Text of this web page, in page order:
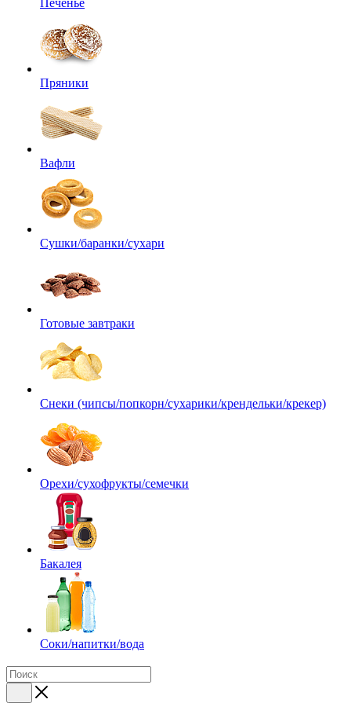
Печенье
Пряники
Вафли
Сушки/баранки/сухари
Готовые завтраки
Снеки (чипсы/попкорн/сухарики/крендельки/крекер)
Орехи/сухофрукты/семечки
Бакалея
Соки/напитки/вода